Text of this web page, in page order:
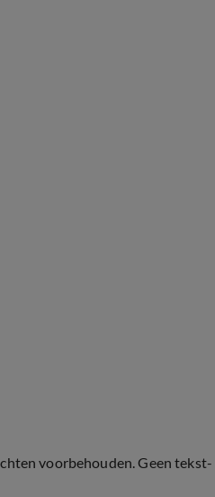
voorbehouden. Geen tekst-